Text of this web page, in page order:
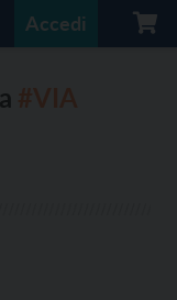
Accedi